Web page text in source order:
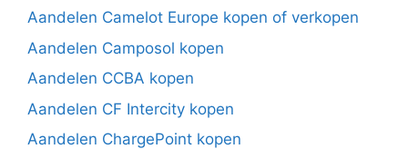
Aandelen Camelot Europe kopen of verkopen
Aandelen Camposol kopen
Aandelen CCBA kopen
Aandelen CF Intercity kopen
Aandelen ChargePoint kopen